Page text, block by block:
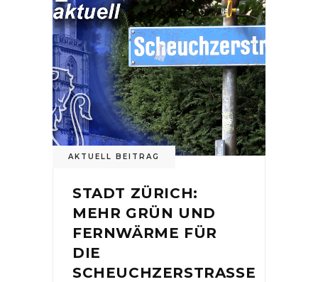
AKTUELL BEITRAG
STADT ZÜRICH:
MEHR GRÜN UND
FERNWÄRME FÜR
DIE
SCHEUCHZERSTRASSE